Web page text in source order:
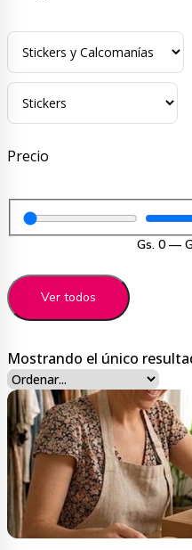
Precio
Gs. 0 —
Ver todos
Mostrando el único